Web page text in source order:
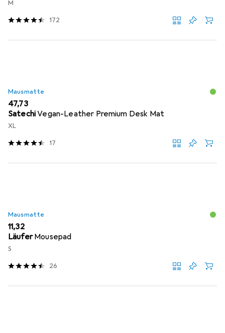
M
172
Mausmatte
EUR
47,73
SatechiVegan-Leather Premium Desk Mat
XL
17
Mausmatte
EUR
11,32
Läufer Mousepad
S
26